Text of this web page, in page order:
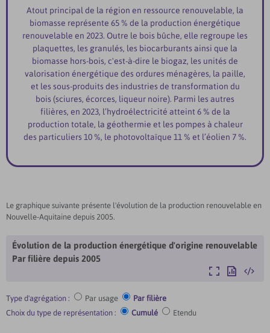
Atout principal de la région en ressource renouvelable, la
biomasse représente 65 % de la production énergétique
renouvelable en 2023. Outre le bois bûche, elle regroupe les
plaquettes, les granulés, les biocarburants ainsi que la
biomasse hors-bois, c'est-à-dire le biogaz, les unités de
valorisation énergétique des ordures ménagères, la paille,
et les sous-produits des industries de transformation du
bois (sciures, écorces, liqueur noire). Parmi les autres
filières, en 2023, l’hydroélectricité atteint 6 % de la
production totale, la géothermie et les pompes à chaleur
des particuliers 10 %, le photovoltaïque 11 % et l’éolien 7 %.
Le graphique suivante présente l'évolution de la production renouvelable en
Nouvelle-Aquitaine depuis 2005.
Évolution de la production énergétique d'origine renouvelable
Par filière depuis 2005
AgrandirExporter
Type d'agrégation : Par usage
Par filière
Choix du type de représentation :
Cumulé Etendu